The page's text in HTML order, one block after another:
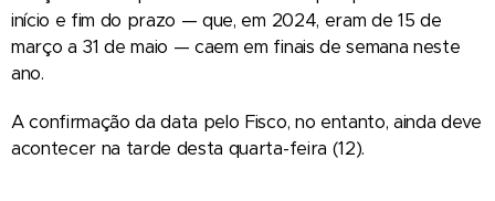
início e fim do prazo — que, em 2024, eram de 15 de
março a 31 de maio — caem em finais de semana neste
ano.
A confirmação da data pelo Fisco, no entanto, ainda deve
acontecer na tarde desta quarta-feira (12).